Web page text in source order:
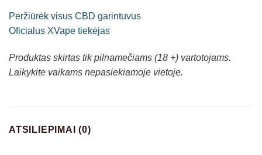
Peržiūrėk visus CBD garintuvus
Oficialus XVape tiekėjas
Produktas skirtas tik pilnamečiams (18 +) vartotojams.
Laikykite vaikams nepasiekiamoje vietoje.
ATSILIEPIMAI (0)